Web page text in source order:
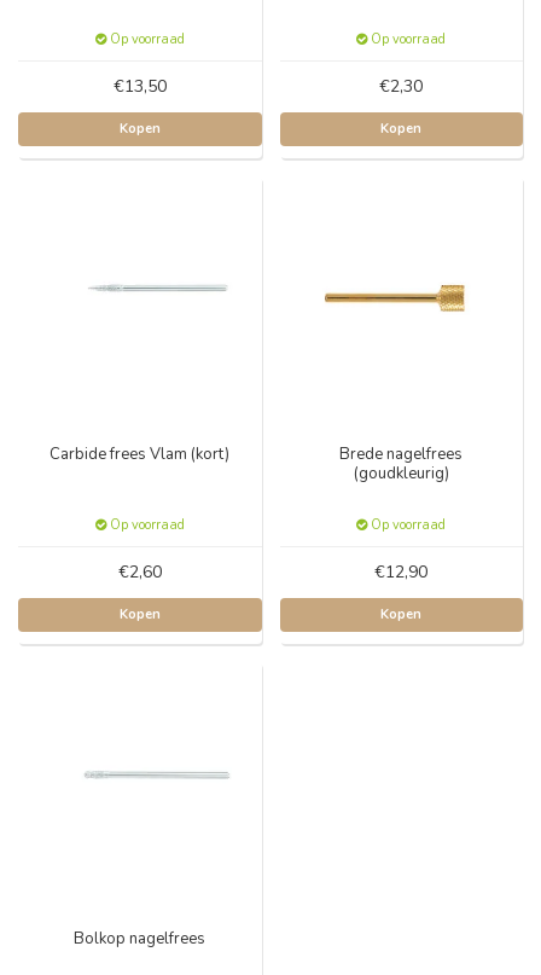
Op voorraad
€13,50
Kopen
Op voorraad
€2,30
Kopen
Carbide frees Vlam (kort)
Op voorraad
€2,60
Kopen
Brede nagelfrees
(goudkleurig)
Op voorraad
€12,90
Kopen
Bolkop nagelfrees